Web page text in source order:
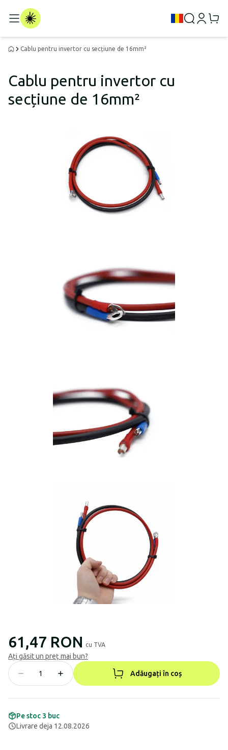
Cablu pentru invertor cu secțiune de 16mm²
Cablu pentru invertor cu
secțiune de 16mm²
61,47 RON cu TVA
Ați găsit un preț mai bun?
Adăugați în coș
Pe stoc 3 buc
Livrare deja 12.08.2026